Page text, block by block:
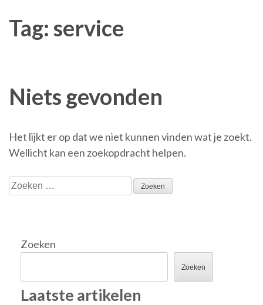
Tag:service
Niets gevonden
Het lijkt er op dat we niet kunnen vinden wat je zoekt.
Wellicht kan een zoekopdracht helpen.
Zoeken
naar:
Zoeken
Zoeken
Laatste artikelen